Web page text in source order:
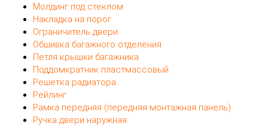
Молдинг под стеклом
Накладка на порог
Ограничитель двери
Обшивка багажного отделения
Петля крышки багажника
Поддомкратник пластмассовый
Решетка радиатора
Рейлинг
Рамка передняя (передняя монтажная панель)
Ручка двери наружная